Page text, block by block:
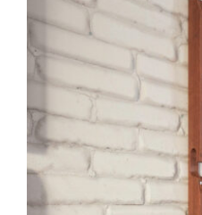
AJOUTER AU
DÉTAILS